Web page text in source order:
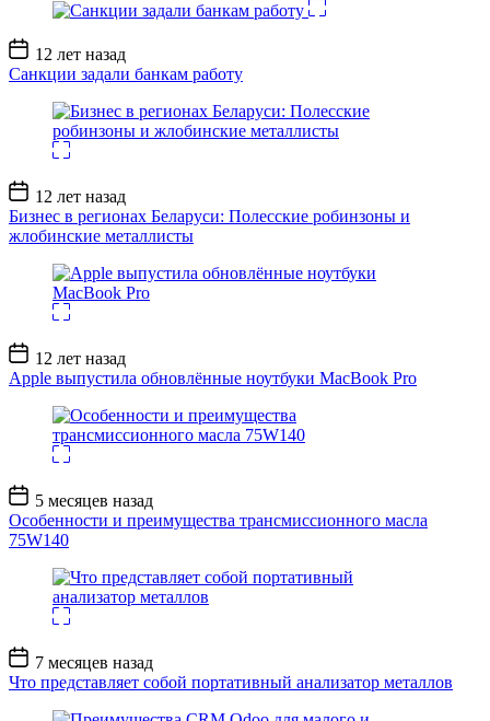
Дата
записи
12 лет назад
Санкции задали банкам работу
Дата
записи
12 лет назад
Бизнес в регионах Беларуси: Полесские робинзоны и
жлобинские металлисты
Дата
записи
12 лет назад
Apple выпустила обновлённые ноутбуки MacBook Pro
Дата
записи
5 месяцев назад
Особенности и преимущества трансмиссионного масла
75W140
Дата
записи
7 месяцев назад
Что представляет собой портативный анализатор металлов